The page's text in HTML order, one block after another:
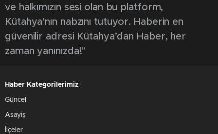
ve halkımızın sesi olan bu platform,
Kütahya’nın nabzını tutuyor. Haberin en
güvenilir adresi Kütahya’dan Haber, her
zaman yanınızda!"
Haber Kategorilerimiz
Güncel
Asayiş
İlçeler